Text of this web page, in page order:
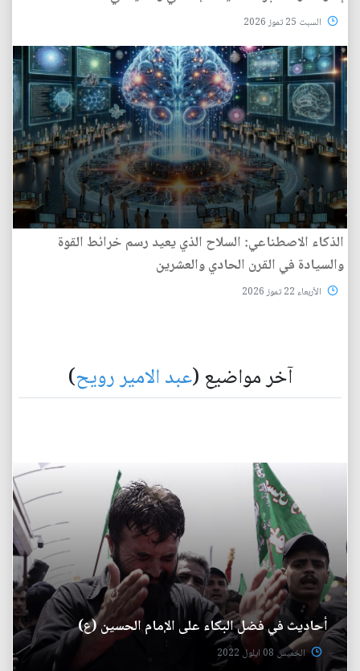
السبت 25 تموز 2026
الذكاء الاصطناعي: السلاح الذي يعيد رسم خرائط القوة
والسيادة في القرن الحادي والعشرين
الأربعاء 22 تموز 2026
آخر مواضيع (عبد الامير رويح)
أحاديث في فضل البكاء على الإمام الحسين (ع)
الخميس 08 ايلول 2022